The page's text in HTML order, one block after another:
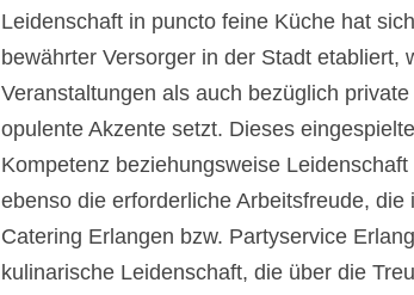
Leidenschaft in puncto feine Küche hat
bewährter Versorger in der Stadt etabliert,
Veranstaltungen als auch bezüglich
opulente Akzente setzt. Dieses
Kompetenz beziehungsweise
ebenso die erforderliche Arbeitsfreude,
Catering Erlangen bzw. Partyservice
kulinarische Leidenschaft, die über die